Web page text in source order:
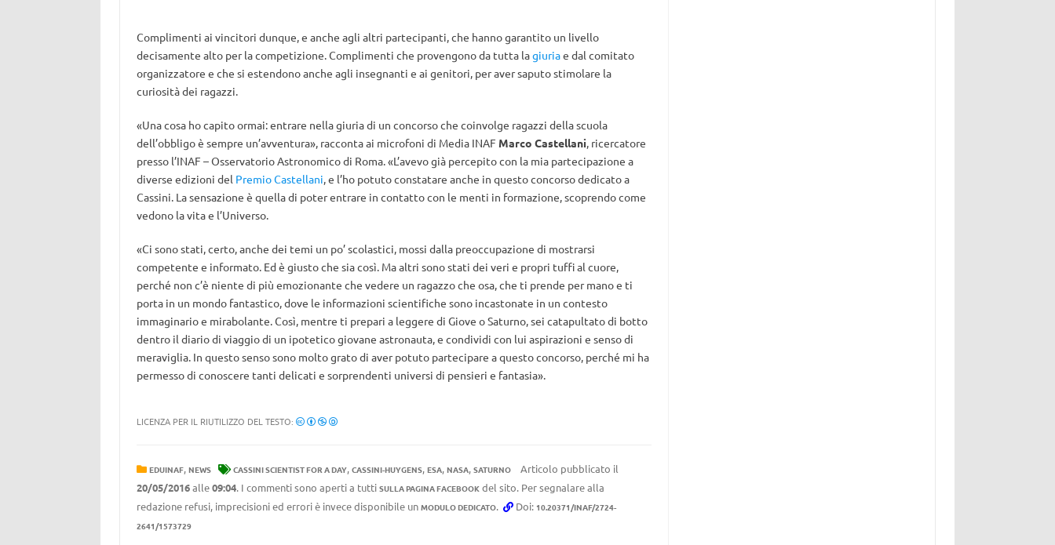
Complimenti ai vincitori dunque, e anche agli altri partecipanti, che hanno garantito un livello
decisamente alto per la competizione. Complimenti che provengono da tutta lagiuriae dal comitato
organizzatore e che si estendono anche agli insegnanti e ai genitori, per aver saputo stimolare la
curiosità dei ragazzi.
«Una cosa ho capito ormai: entrare nella giuria di un concorso che coinvolge ragazzi della scuola
dell’obbligo è sempre un’avventura», racconta ai microfoni di Media INAF Marco Castellani, ricercatore
presso l’INAF – Osservatorio Astronomico di Roma. «L’avevo già percepito con la mia partecipazione a
diverse edizioni del Premio Castellani, e l’ho potuto constatare anche in questo concorso dedicato a
Cassini. La sensazione è quella di poter entrare in contatto con le menti in formazione, scoprendo come
vedono la vita e l’Universo.
«Ci sono stati, certo, anche dei temi un po’ scolastici, mossi dalla preoccupazione di mostrarsi
competente e informato. Ed è giusto che sia così. Ma altri sono stati dei veri e propri tuffi al cuore,
perché non c’è niente di più emozionante che vedere un ragazzo che osa, che ti prende per mano e ti
porta in un mondo fantastico, dove le informazioni scientifiche sono incastonate in un contesto
immaginario e mirabolante. Così, mentre ti prepari a leggere di Giove o Saturno, sei catapultato di botto
dentro il diario di viaggio di un ipotetico giovane astronauta, e condividi con lui aspirazioni e senso di
meraviglia. In questo senso sono molto grato di aver potuto partecipare a questo concorso, perché mi ha
permesso di conoscere tanti delicati e sorprendenti universi di pensieri e fantasia».
LICENZA PER IL RIUTILIZZO DEL TESTO:
EDUINAF, NEWS CASSINI SCIENTIST FOR A DAY, CASSINI-HUYGENS, ESA, NASA, SATURNO
Articolo pubblicato il
20/05/2016alle09:04. I commenti sono aperti a tutti SULLA PAGINA FACEBOOKdel sito. Per segnalare alla
redazione refusi, imprecisioni ed errori è invece disponibile un MODULO DEDICATO. Doi: 10.20371/INAF/2724-
2641/1573729